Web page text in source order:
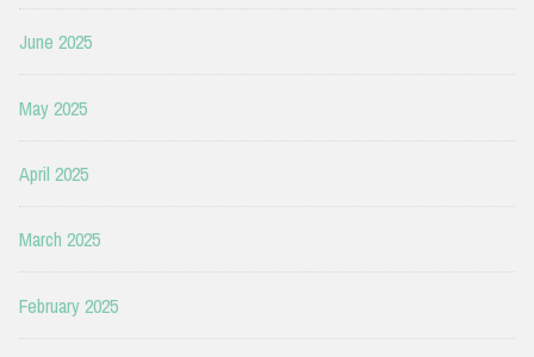
June 2025
May 2025
April 2025
March 2025
February 2025